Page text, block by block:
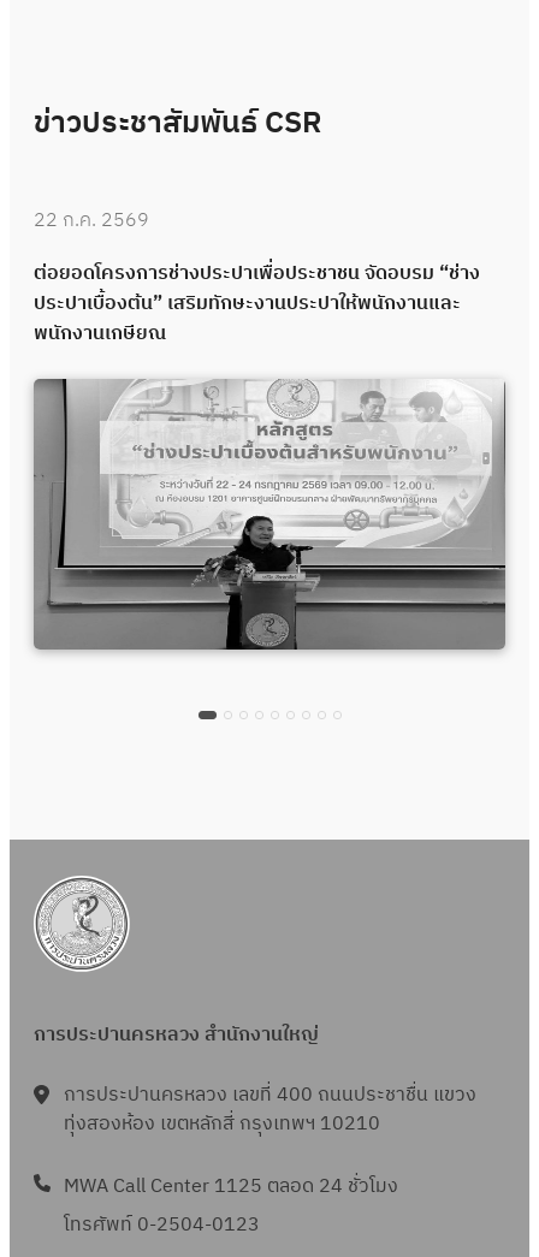
ข่าวประชาสัมพันธ์ CSR
22 ก.ค. 2569
ต่อยอดโครงการช่างประปาเพื่อประชาชน จัดอบรม “ช่าง
ประปาเบื้องต้น” เสริมทักษะงานประปาให้พนักงานและ
พนักงานเกษียณ
การประปานครหลวง สำนักงานใหญ่
การประปานครหลวง เลขที่ 400 ถนนประชาชื่น แขวง
ทุ่งสองห้อง เขตหลักสี่ กรุงเทพฯ 10210
MWA Call Center 1125 ตลอด 24 ชั่วโมง
โทรศัพท์ 0-2504-0123